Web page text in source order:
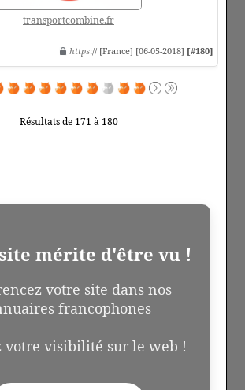
transportcombine.fr
https:// [France] [06-05-2018] [#180]
Résultats de 171 à 180
mérite d'être vu !
votre site dans nos
francophones
votre visibilité sur le web !